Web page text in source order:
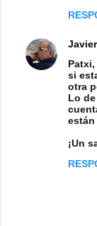
si
otra
Lo
¡Un